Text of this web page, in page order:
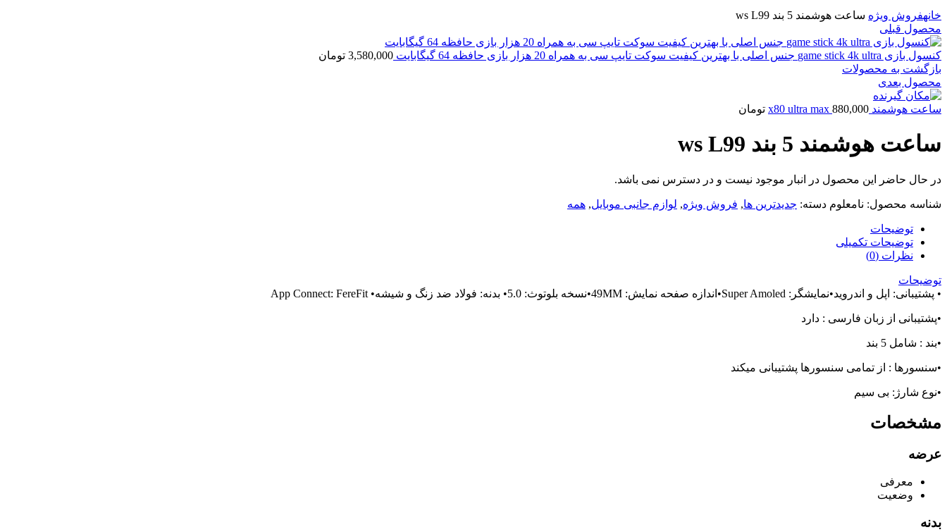
خانهفروش ویژه ساعت هوشمند 5 بند ws L99
محصول قبلی
کنسول بازی game stick 4k ultra جنس اصلی با بهترین کیفیت سوکت تایپ سی به همراه 20 هزار بازی حافظه 64 گیگابایت 3,580,000 تومان
بازگشت به محصولات
محصول بعدی
ساعت هوشمند x80 ultra max 880,000 تومان
ساعت هوشمند 5 بند ws L99
در حال حاضر این محصول در انبار موجود نیست و در دسترس نمی باشد.
شناسه محصول: نامعلوم دسته: جدیدترین ها, فروش ویژه, لوازم جانبی موبایل, همه
توضیحات
توضیحات تکمیلی
نظرات (0)
توضیحات
• پشتیبانی: اپل و اندروید•نمایشگر: Super Amoled•اندازه صفحه نمایش: 49MM•نسخه بلوتوث: 5.0• بدنه: فولاد ضد زنگ و شیشه• App Connect: FereFit
•پشتیبانی از زبان فارسی : دارد
•بند : شامل 5 بند
•سنسورها : از تمامی سنسورها پشتیبانی میکند
•نوع شارژ: بی سیم
مشخصات
عرضه
معرفی
وضعیت
بدنه